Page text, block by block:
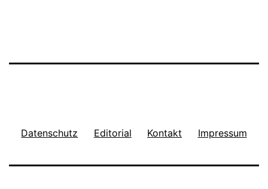
Datenschutz Editorial Kontakt Impressum